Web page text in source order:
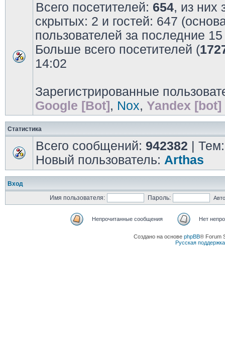
Всего посетителей: 654, из них
скрытых: 2 и гостей: 647
пользователей за последние
Больше всего посетителей (
14:02
Зарегистрированные
Google [Bot] , Nox, Yandex [bot]
Статистика
Всего сообщений: 942382 |
Новый пользователь: Arthas
Вход
Имя пользователя:
Пароль:
Непрочитанные сообщения Нет
Создано на основе phpBB® Forum
Русская